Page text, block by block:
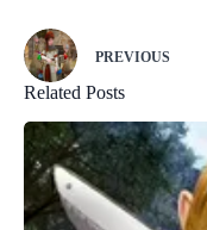
PREVIOUS
Related Posts